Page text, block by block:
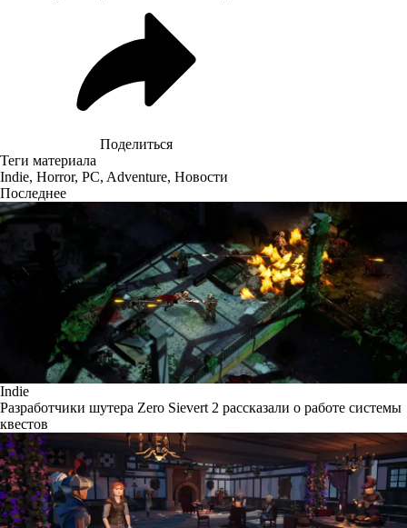
Поделиться
Теги материала
Indie, Horror, PC, Adventure, Новости
Последнее
Indie
Разработчики шутера Zero Sievert 2 рассказали о работе системы
квестов